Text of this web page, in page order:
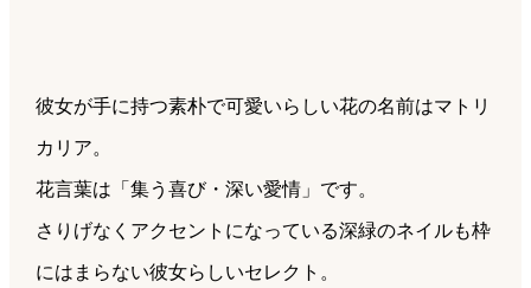
彼女が手に持つ素朴で可愛いらしい花の名前はマトリ
カリア。
花言葉は「集う喜び・深い愛情」です。
さりげなくアクセントになっている深緑のネイルも枠
にはまらない彼女らしいセレクト。